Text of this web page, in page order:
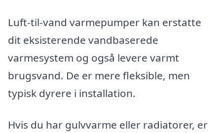
Luft-til-vand varmepumper kan erstatte
dit eksisterende vandbaserede
varmesystem og også levere varmt
brugsvand. De er mere fleksible, men
typisk dyrere i installation.
Hvis du har gulvvarme eller radiatorer, er